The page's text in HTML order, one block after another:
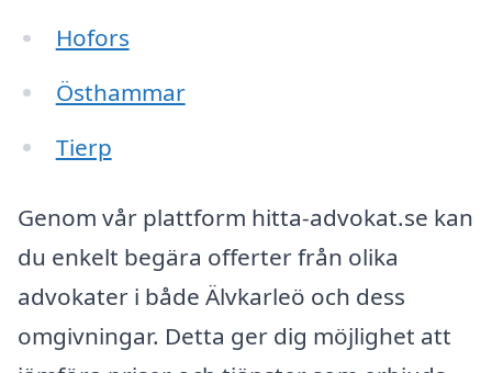
Hofors
Östhammar
Tierp
Genom vår plattform hitta-advokat.se kan
du enkelt begära offerter från olika
advokater i både Älvkarleö och dess
omgivningar. Detta ger dig möjlighet att